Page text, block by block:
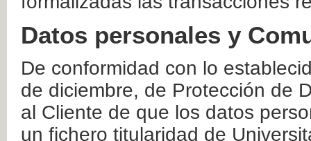
Datos personales y
De conformidad con lo
de diciembre, de Protección de
al Cliente de que los datos
un fichero titularidad de